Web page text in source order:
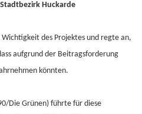
Huckarde
des Projektes und regte an,
aufgrund der Beitragsforderung
könnten.
Die Grünen) führte für diese